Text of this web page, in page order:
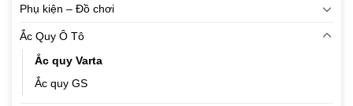
Phụ kiện – Đồ chơi
Ắc Quy Ô Tô
Ắc quy Varta
Ắc quy GS